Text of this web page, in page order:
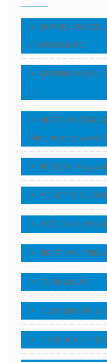
DUYURU
(NEWSBOARD)
GÜNÜN AYETİ –
…
Welcome to
İNCİL’den
YÖNETiM
AKTUEL
HRİSTİYAN
TANIKLIKLAR
TURKISH
TURKISCH